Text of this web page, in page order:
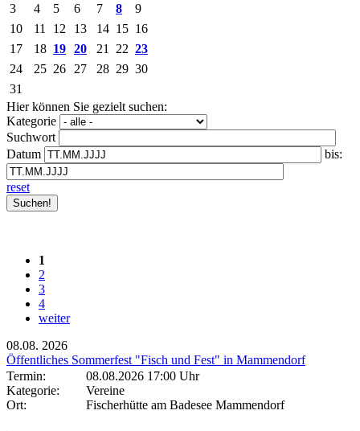
3
4 5 6 7 8
9
10
11 12 13 14 15 16
17
18 19 20 21 22 23
24
25 26 27 28 29 30
31
Hier können Sie gezielt suchen:
Kategorie
Suchwort
Datum
bis:
reset
1
2
3
4
weiter
08.08. 2026
Öffentliches Sommerfest "Fisch und Fest" in Mammendorf
Termin:
08.08.2026 17:00 Uhr
Kategorie:
Vereine
Ort:
Fischerhütte am Badesee Mammendorf